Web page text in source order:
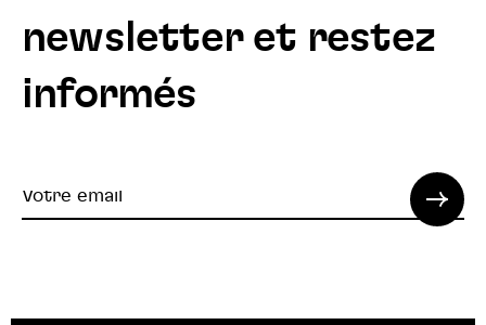
newsletter et restez
informés
Votre